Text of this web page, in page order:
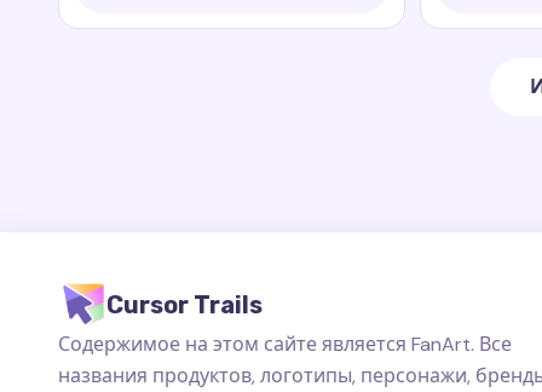
Cursor Trails
Содержимое на этом сайте является FanArt. Все
названия продуктов, логотипы, персонажи,